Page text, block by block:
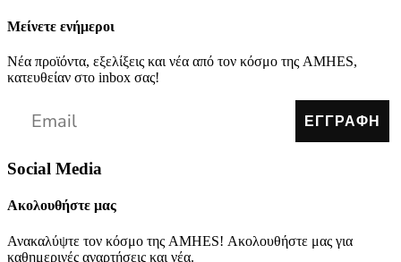
Μείνετε ενήμεροι
Νέα προϊόντα, εξελίξεις και νέα από τον κόσμο της AMHES,
κατευθείαν στο inbox σας!
ΕΓΓΡΑΦΗ
Social Media
Ακολουθήστε μας
Ανακαλύψτε τον κόσμο της AMHES! Ακολουθήστε μας για
καθημερινές αναρτήσεις και νέα.